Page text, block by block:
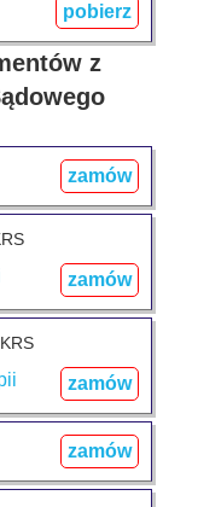
pobierz
z
zamów
zamów
zamów
zamów